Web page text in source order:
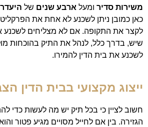
משירות סדיר ומעל ארבע שנים של
כאן כמובן ניתן לשכנע לא אחת את
לקצר את התקופה. אם לא מצליחים לשכנע
שיש, בדרך כלל, לנהל את התיק בהוכחות
לשכנע את בית הדין להמירו.
ייצוג מקצועי בבית הדין
חשוב לציין כי בכל תיק יש מה לעשות כדי
הגזירה. בין אם לחייל מסויים מגיע פטור